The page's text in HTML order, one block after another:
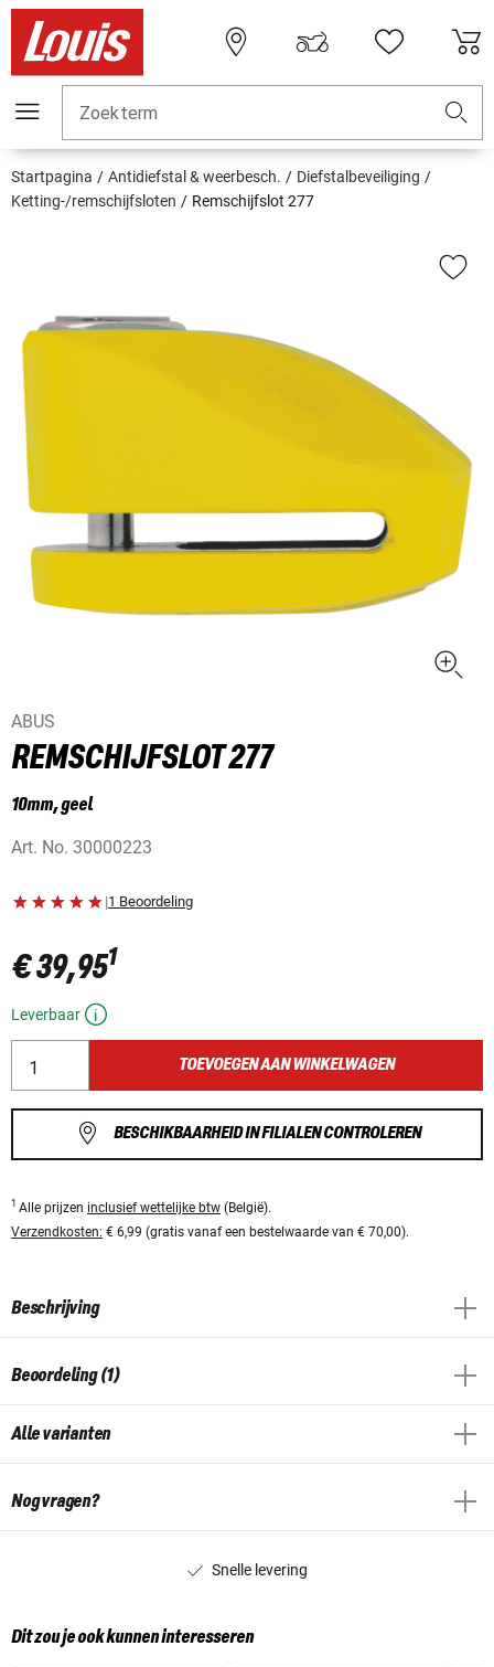
Zoekterm
Startpagina Antidiefstal & weerbesch.
Diefstalbeveiliging
Ketting-/remschijfsloten
Remschijfslot 277
ABUS
REMSCHIJFSLOT 277
10mm, geel
Art. No. 30000223
|1 Beoordeling
€ 39,951
Leverbaar
TOEVOEGEN AAN WINKELWAGEN
BESCHIKBAARHEID IN FILIALEN CONTROLEREN
1 Alle prijzen inclusief wettelijke btw (België).
Verzendkosten: € 6,99 (gratis vanaf een bestelwaarde van € 70,00).
Beschrijving
Beoordeling (1)
Alle varianten
Nog vragen?
Snelle levering
Dit zou je ook kunnen interesseren